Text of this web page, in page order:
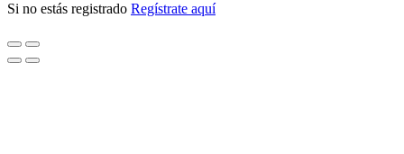
Si no estás registrado Regístrate aquí